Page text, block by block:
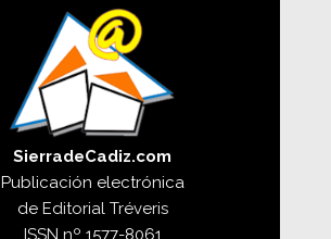
SierradeCadiz.com
Publicación electrónica
de Editorial Tréveris
ISSN nº 1577-8061